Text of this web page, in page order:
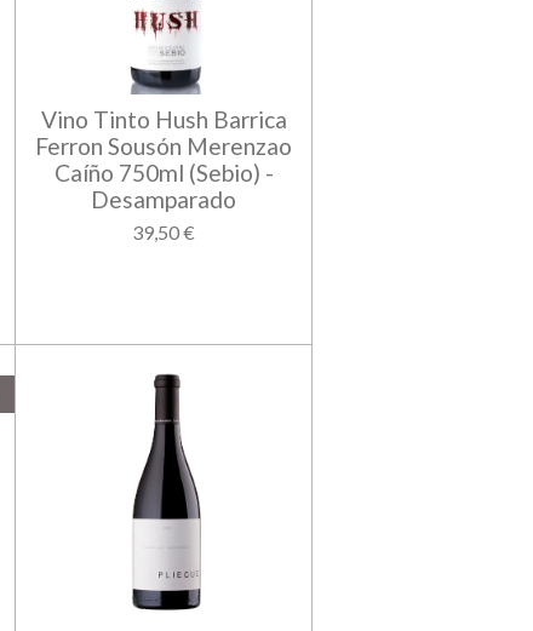
Vino Tinto Hush Barrica
Ferron Sousón Merenzao
Caíño 750ml (Sebio) -
Desamparado
39,50 €